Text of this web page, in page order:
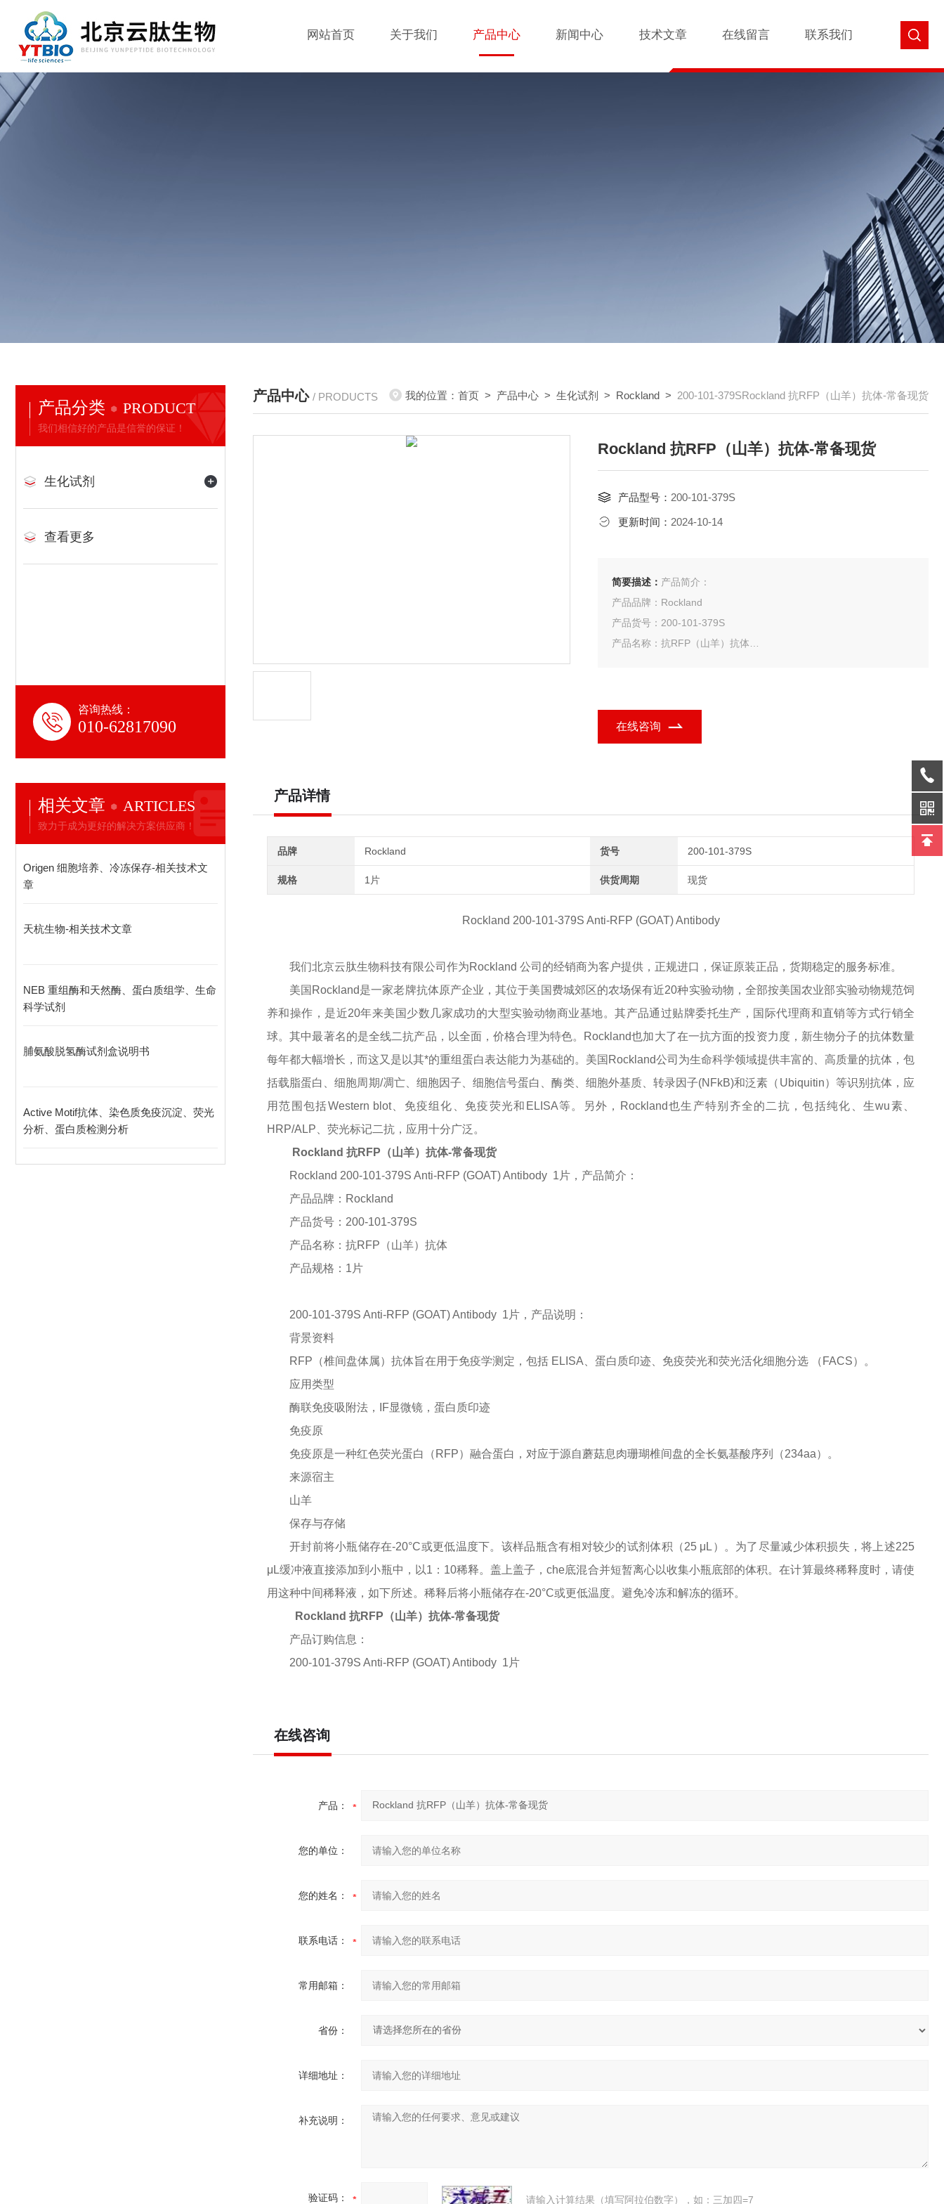
网站首页 关于我们 产品中心 新闻中心 技术文章 在线留言 联系我们
产品分类 PRODUCT
我们相信好的产品是信誉的保证！
生化试剂
查看更多
咨询热线：
010-62817090
相关文章 ARTICLES
致力于成为更好的解决方案供应商！
Origen 细胞培养、冷冻保存-相关技术文
章
天杭生物-相关技术文章
NEB 重组酶和天然酶、蛋白质组学、生命
科学试剂
脯氨酸脱氢酶试剂盒说明书
Active Motif抗体、染色质免疫沉淀、荧光
分析、蛋白质检测分析
产品中心 / PRODUCTS 我的位置： 首页 > 产品中心 > 生化试剂 > Rockland > 200-101-379SRockland 抗RFP（山羊）抗体-常备现货
Rockland 抗RFP（山羊）抗体-常备现货
产品型号： 200-101-379S
更新时间： 2024-10-14
简要描述： 产品简介：
产品品牌：Rockland
产品货号：200-101-379S
产品名称：抗RFP（山羊）抗体
在线咨询
产品详情
品牌 Rockland 货号 200-101-379S
规格 1片 供货周期 现货
Rockland 200-101-379S Anti-RFP (GOAT) Antibody
我们北京云肽生物科技有限公司作为Rockland 公司的经销商为客户提供，正规进口，保证原装正品，货期稳定的服务标准。
美国 Rockland是一家老牌抗体原产企业，其位于美国费城郊区的农场保有近20种实验动物，全部按美国农业部实验动物规范饲
养和操作，是近20年来美国少数几家成功的大型实验动物商业基地。其产品通过贴牌委托生产，国际代理商和直销等方式行销全
球。其中最著名的是全线二抗产品，以全面，价格合理为特色。Rockland也加大了在一抗方面的投资力度，新生物分子的抗体数量
每年都大幅增长，而这又是以其*的重组蛋白表达能力为基础的。美国Rockland公司为生命科学领域提供丰富的、高质量的抗体，包
括载脂蛋白、细胞周期/凋亡、细胞因子、细胞信号蛋白、酶类、细胞外基质、转录因子(NFkB)和泛素（Ubiquitin）等识别抗体，应
用范围包括Western blot、免疫组化、免疫荧光和ELISA等。另外，Rockland也生产特别齐全的二抗，包括纯化、生wu素、
HRP/ALP、荧光标记二抗，应用十分广泛。
Rockland 抗RFP（山羊）抗体-常备现货
Rockland 200-101-379S Anti-RFP (GOAT) Antibody 1片 ， 产品简介：
产品品牌： Rockland
产品货号： 200-101-379S
产品名称： 抗RFP（山羊）抗体
产品规格： 1片
200-101-379S Anti-RFP (GOAT) Antibody 1片，产品说明：
背景资料
RFP（椎间盘体属）抗体旨在用于免疫学测定，包括 ELISA、蛋白质印迹、免疫荧光和荧光活化细胞分选 （FACS）。
应用类型
酶联免疫吸附法，
IF显微镜，蛋白质印迹
免疫原
免疫原是一种红色荧光蛋白（ RFP）融合蛋白，对应于源自蘑菇息肉珊瑚椎间盘的全长氨基酸序列（234aa）。
来源宿主
山羊
保存与存储
开封前将小瓶储存在-20°C或更低温度下。该样品瓶含有相对较少的试剂体积（25 μL）。为了尽量减少体积损失，将上述225
μL缓冲液直接添加到小瓶中，以1：10稀释。盖上盖子，che底混合并短暂离心以收集小瓶底部的体积。在计算最终稀释度时，请使
用这种中间稀释液，如下所述。稀释后将小瓶储存在-20°C或更低温度。避免冷冻和解冻的循环。
Rockland 抗RFP（山羊）抗体-常备现货
产品订购信息：
200-101-379S Anti-RFP (GOAT) Antibody 1片
在线咨询
产品：
您的单位：
您的姓名：
联系电话：
常用邮箱：
省份：
详细地址：
补充说明：
验证码： 请输入计算结果（填写阿拉伯数字），如：三加四=7